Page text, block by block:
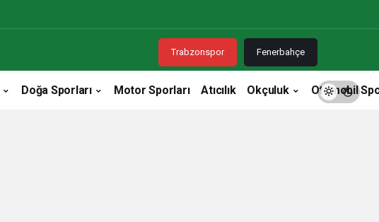
Trabzonspor Fenerbahçe
Doğa Sporları Motor Sporları Atıcılık Okçuluk Otomobil